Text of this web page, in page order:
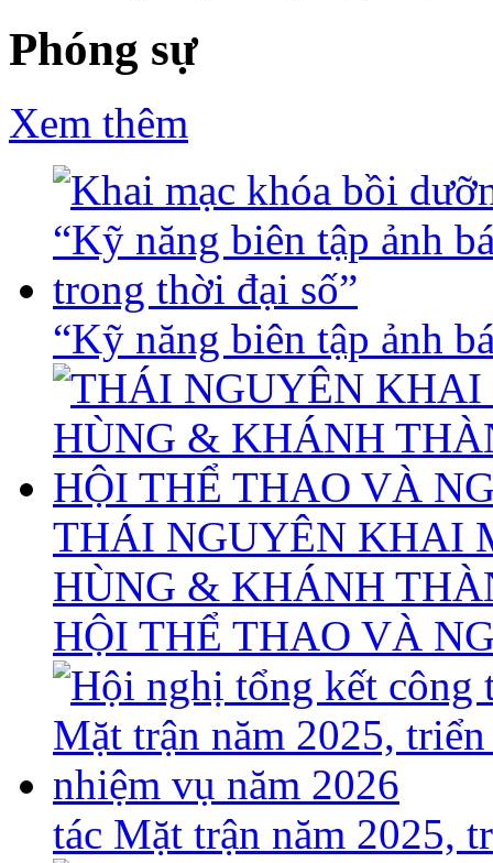
Phóng sự
Xem thêm
“Kỹ năng biên tập ảnh
THÁI NGUYÊN KHAI
HÙNG & KHÁNH
HỘI THỂ THAO VÀ
tác Mặt trận năm 2025,